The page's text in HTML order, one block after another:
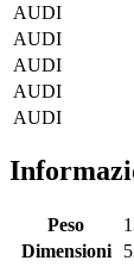
AUDI
AUDI
AUDI
AUDI
AUDI
Peso
Dimensioni